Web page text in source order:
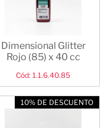
Dimensional Glitter
Rojo (85) x 40 cc
Cód: 1.1.6.40.85
10% DE DESCUENTO